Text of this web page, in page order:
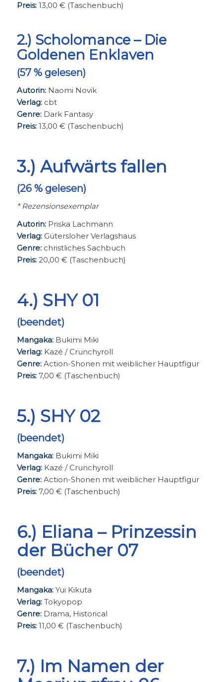
Preis:13,00 € (Taschenbuch)
2.) Scholomance – Die
Goldenen Enklaven
(57 % gelesen)
Autorin:Naomi Novik
Verlag:cbt
Genre:Dark Fantasy
Preis:13,00 € (Taschenbuch)
3.) Aufwärts fallen
(26 % gelesen)
* Rezensionsexemplar
Autorin:Priska Lachmann
Verlag:Gütersloher Verlagshaus
Genre:christliches Sachbuch
Preis:20,00 € (Taschenbuch)
4.) SHY 01
(beendet)
Mangaka:Bukimi Miki
Verlag:Kazé / Crunchyroll
Genre:Action-Shonen mit weiblicher Hauptfigur
Preis:7,00 € (Taschenbuch)
5.) SHY 02
(beendet)
Mangaka:Bukimi Miki
Verlag:Kazé / Crunchyroll
Genre:Action-Shonen mit weiblicher Hauptfigur
Preis:7,00 € (Taschenbuch)
6.) Eliana – Prinzessin
der Bücher 07
(beendet)
Mangaka:Yui Kikuta
Verlag:Tokyopop
Genre:Drama, Historical
Preis:11,00 € (Taschenbuch)
7.) Im Namen der